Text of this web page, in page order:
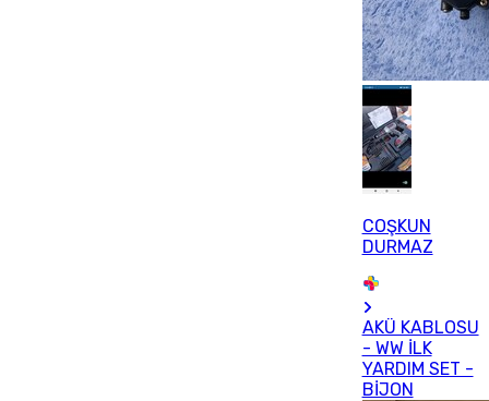
COŞKUN
DURMAZ
AKÜ KABLOSU
- WW İLK
YARDIM SET -
BİJON